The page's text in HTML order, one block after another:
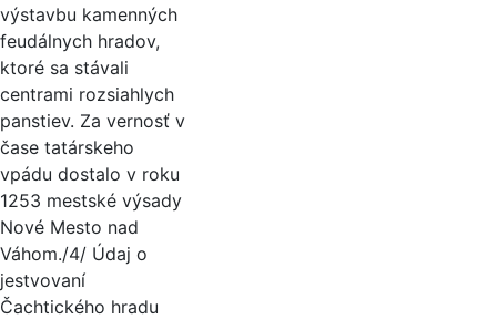
výstavbu kamenných
feudálnych hradov,
ktoré sa stávali
centrami rozsiahlych
panstiev. Za vernosť v
čase tatárskeho
vpádu dostalo v roku
1253 mestské výsady
Nové Mesto nad
Váhom./4/ Údaj o
jestvovaní
Čachtického hradu